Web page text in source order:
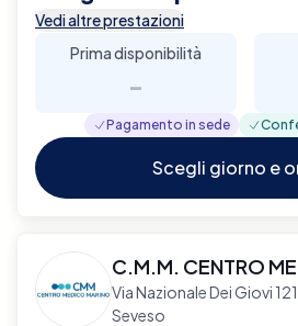
Vedi altre prestazioni
Prima disponibilità
-
Pagamento in sede
Scegli giorno e
C.M.M. CENTRO
Via Nazionale Dei Giovi
Seveso